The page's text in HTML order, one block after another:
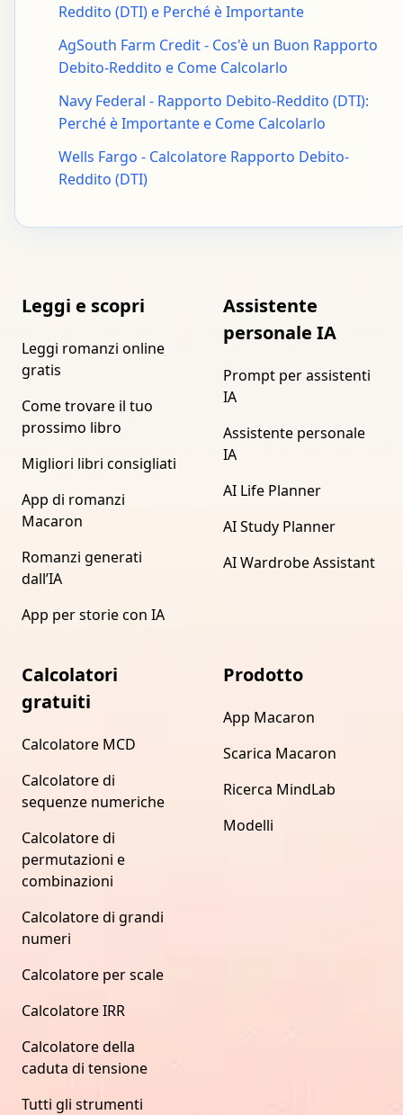
Reddito (DTI) e Perché è Importante
AgSouth Farm Credit - Cos'è un Buon Rapporto
Debito-Reddito e Come Calcolarlo
Navy Federal - Rapporto Debito-Reddito (DTI):
Perché è Importante e Come Calcolarlo
Wells Fargo - Calcolatore Rapporto Debito-
Reddito (DTI)
Leggi e scopri
Leggi romanzi online
gratis
Come trovare il tuo
prossimo libro
Migliori libri consigliati
App di romanzi
Macaron
Romanzi generati
dall’IA
App per storie con IA
Assistente
personale IA
Prompt per assistenti
IA
Assistente personale
IA
AI Life Planner
AI Study Planner
AI Wardrobe Assistant
Calcolatori
gratuiti
Calcolatore MCD
Calcolatore di
sequenze numeriche
Calcolatore di
permutazioni e
combinazioni
Calcolatore di grandi
numeri
Calcolatore per scale
Calcolatore IRR
Calcolatore della
caduta di tensione
Tutti gli strumenti
Prodotto
App Macaron
Scarica Macaron
Ricerca MindLab
Modelli